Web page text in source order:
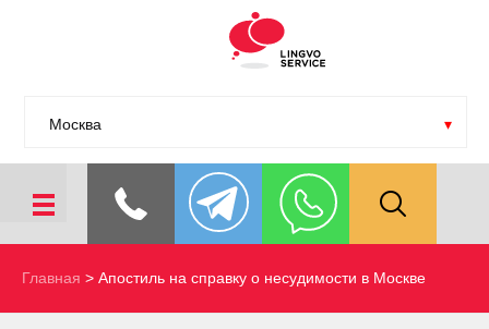
Москва
Главная > Апостиль на справку о несудимости в Москве